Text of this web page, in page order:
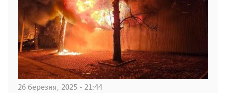
26 березня, 2025 - 21:44